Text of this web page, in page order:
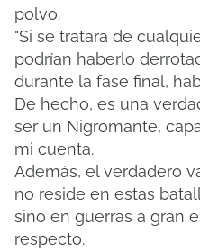
polvo.
"Si se tratara de
podrían haberlo
durante la fase final,
De hecho, es una
ser un Nigromante,
mi cuenta.
Además, el verdadero
no reside en estas
sino en guerras a gran
respecto.